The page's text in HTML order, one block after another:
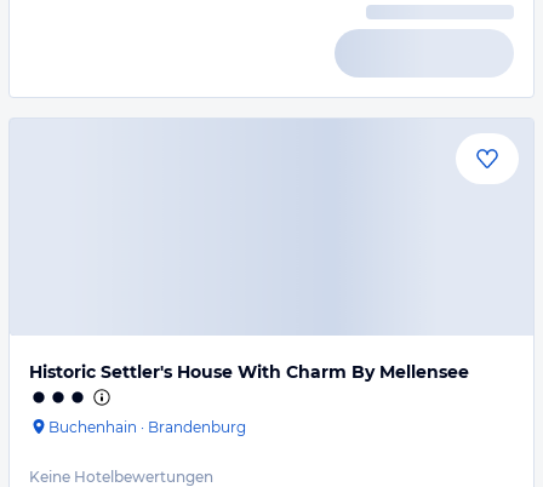
Historic Settler's House With Charm By Mellensee
Buchenhain · Brandenburg
Keine Hotelbewertungen